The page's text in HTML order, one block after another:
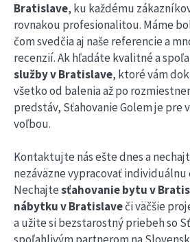
Bratislave, ku každému
rovnakou profesionalitou. Máme
čom svedčia aj naše referencie a
recenzií. Ak hľadáte kvalitné a
služby v Bratislave, ktoré vám
všetko od balenia až po
predstáv, Sťahovanie Golem je pre
voľbou.
Kontaktujte nás ešte dnes a
nezáväzne vypracovať
Nechajtesťahovanie bytu v
nábytku v Bratislaveči väčšie
a užite si bezstarostný priebeh so